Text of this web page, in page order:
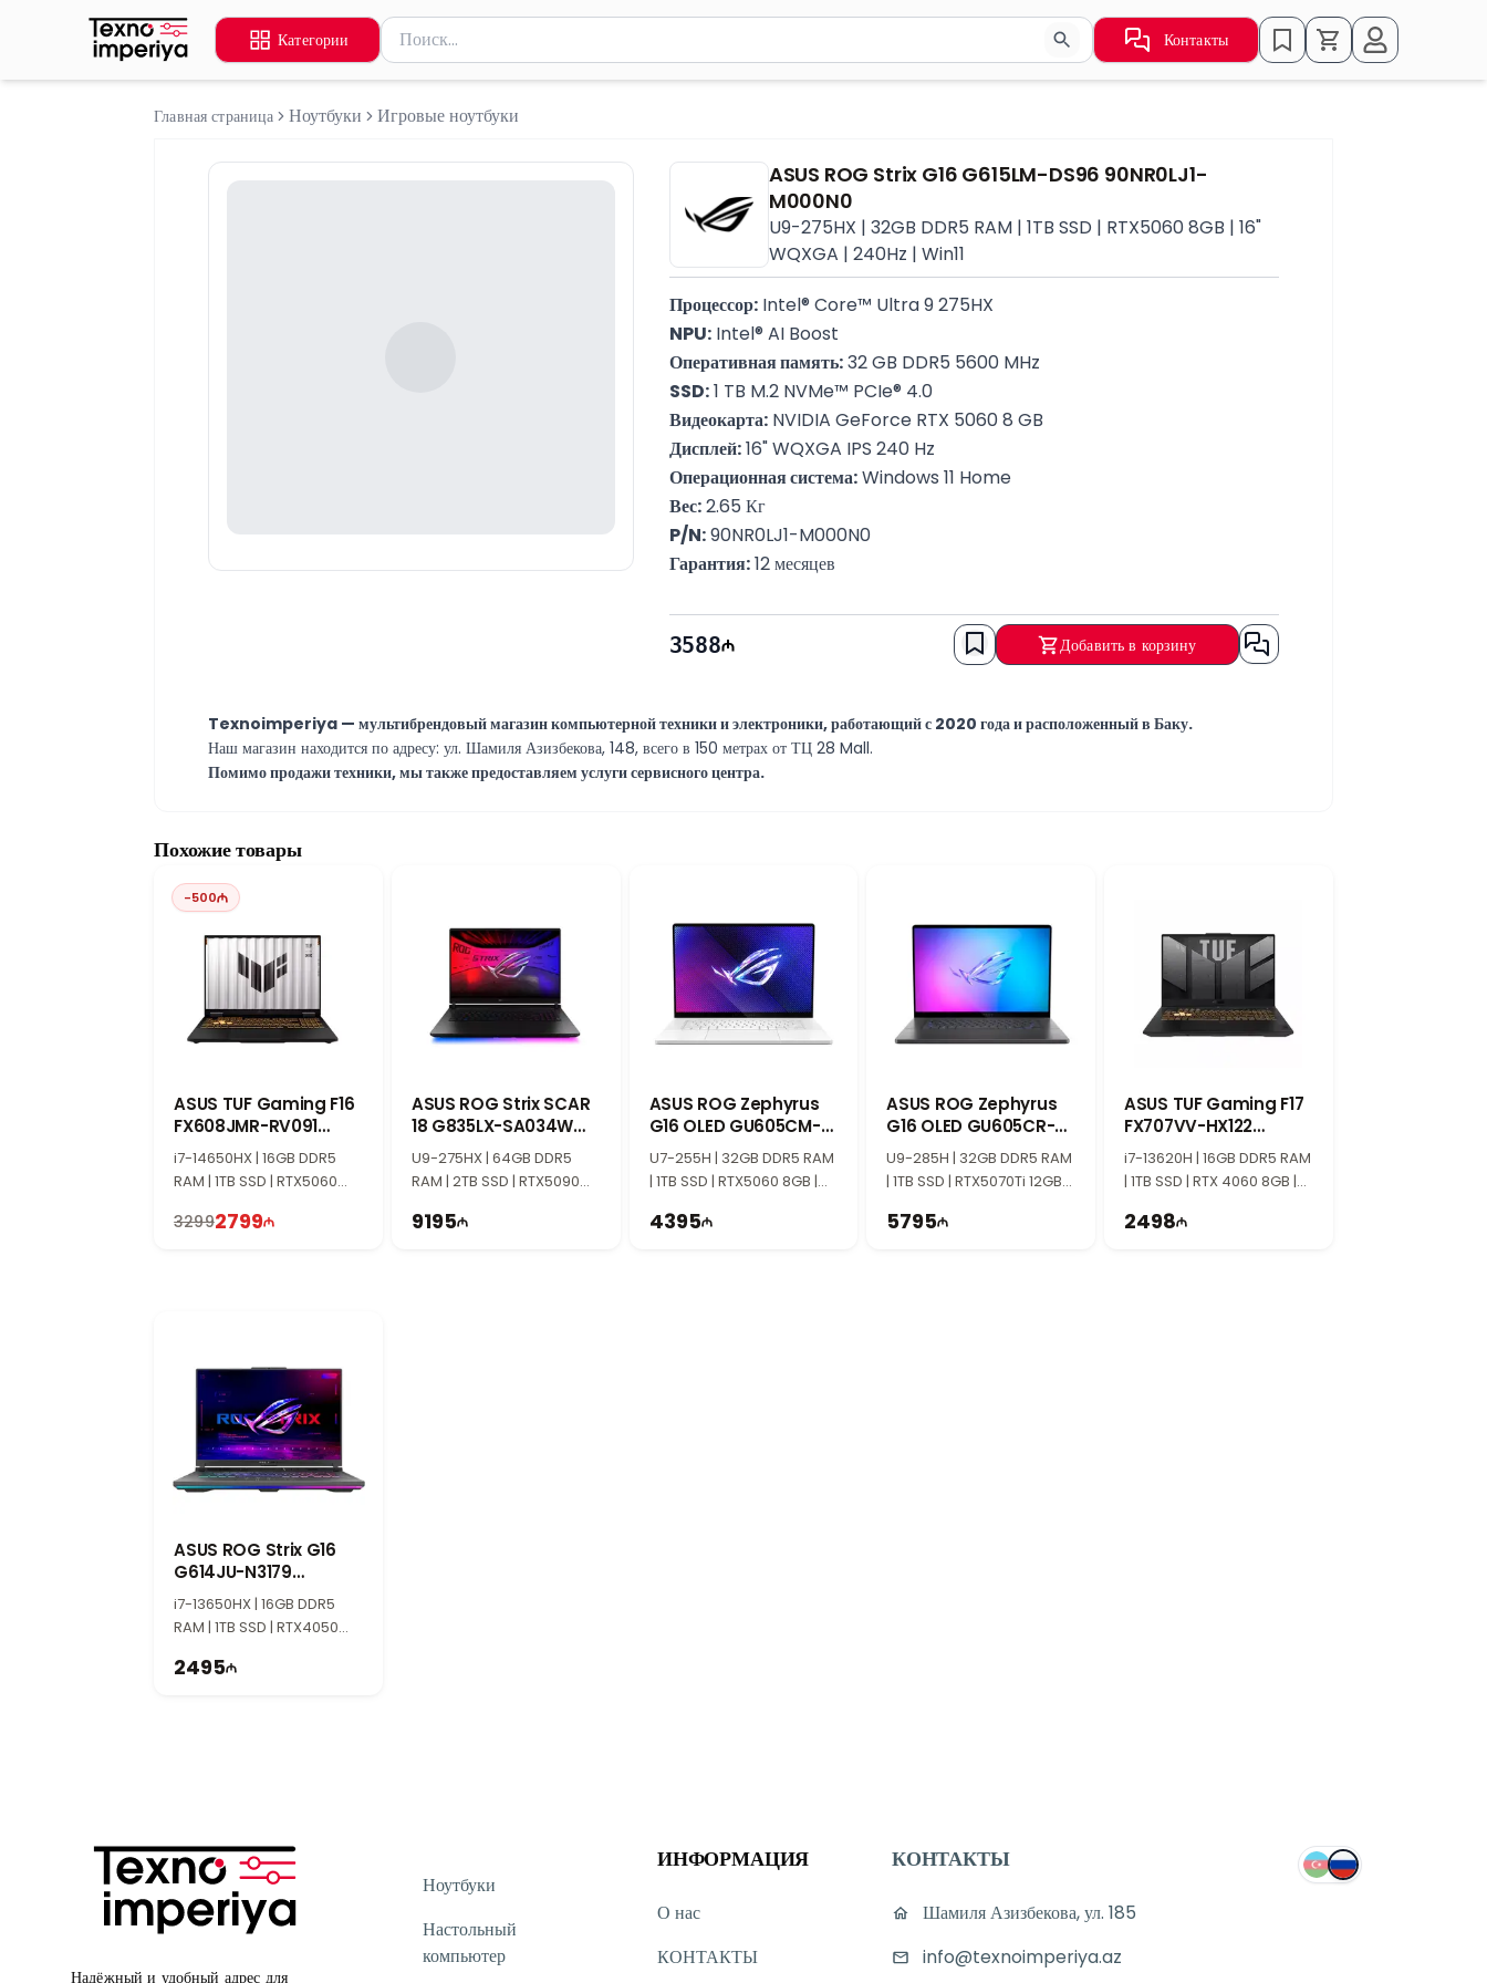
Категории
Поиск товаров
Введите минимум 2 символа для поиска. Нажмите Enter для отправки или используйте стрелки для навигации по результатам.
Контакты
Главная страница Ноутбуки Игровые ноутбуки
ASUS ROG Strix G16 G615LM-DS96 90NR0LJ1-
M000N0
U9-275HX | 32GB DDR5 RAM | 1TB SSD | RTX5060 8GB | 16"
WQXGA | 240Hz | Win11
Процессор: Intel® Core™ Ultra 9 275HX
NPU: Intel® AI Boost
Оперативная память: 32 GB DDR5 5600 MHz
SSD: 1 TB M.2 NVMe™ PCIe® 4.0
Видеокарта: NVIDIA GeForce RTX 5060 8 GB
Дисплей: 16" WQXGA IPS 240 Hz
Операционная система: Windows 11 Home
Вес: 2.65 Кг
P/N: 90NR0LJ1-M000N0
Гарантия: 12 месяцев
3588 Добавить в корзину
Texnoimperiya — мультибрендовый магазин компьютерной техники и электроники, работающий с 2020 года и расположенный в Баку.
Наш магазин находится по адресу: ул. Шамиля Азизбекова, 148, всего в 150 метрах от ТЦ 28 Mall.
Помимо продажи техники, мы также предоставляем услуги сервисного центра.
Если у вас есть вопросы по любой модели или товару, вы можете обратиться к нам через онлайн-чат на нашем сайте.
Благодарим вас за интерес к Texnoimperiya! Будем рады видеть вас в нашем магазине.
Похожие товары
-500
ASUS TUF Gaming F16
FX608JMR-RV091
90NR0NB1-M005N0
i7-14650HX | 16GB DDR5
RAM | 1TB SSD | RTX5060
Win11
32992799
ASUS ROG Strix SCAR
18 G835LX-SA034W
90NR0LF1-M00470
U9-275HX | 64GB DDR5
RAM | 2TB SSD | RTX5090
Win11
9195
ASUS ROG Zephyrus
G16 OLED GU605CM-
QR074 90NR0M22-
M003F0
U7-255H | 32GB DDR5 RAM
| 1TB SSD | RTX5060 8GB |
4395
ASUS ROG Zephyrus
G16 OLED GU605CR-
QR130 90NR0LZ5-
M006S0
U9-285H | 32GB DDR5 RAM
| 1TB SSD | RTX5070Ti 12GB |
5795
ASUS TUF Gaming F17
FX707VV-HX122
90NR0CH5-M00690
i7-13620H | 16GB DDR5 RAM
| 1TB SSD | RTX 4060 8GB |
2498
ASUS ROG Strix G16
G614JU-N3179
90NR0CC1-M00Z50
i7-13650HX | 16GB DDR5
RAM | 1TB SSD | RTX4050
2495
Надёжный и удобный адрес для
Ноутбуки
Настольный
компьютер
ИНФОРМАЦИЯ
О нас
КОНТАКТЫ
КОНТАКТЫ
Шамиля Азизбекова, ул. 185
info@texnoimperiya.az